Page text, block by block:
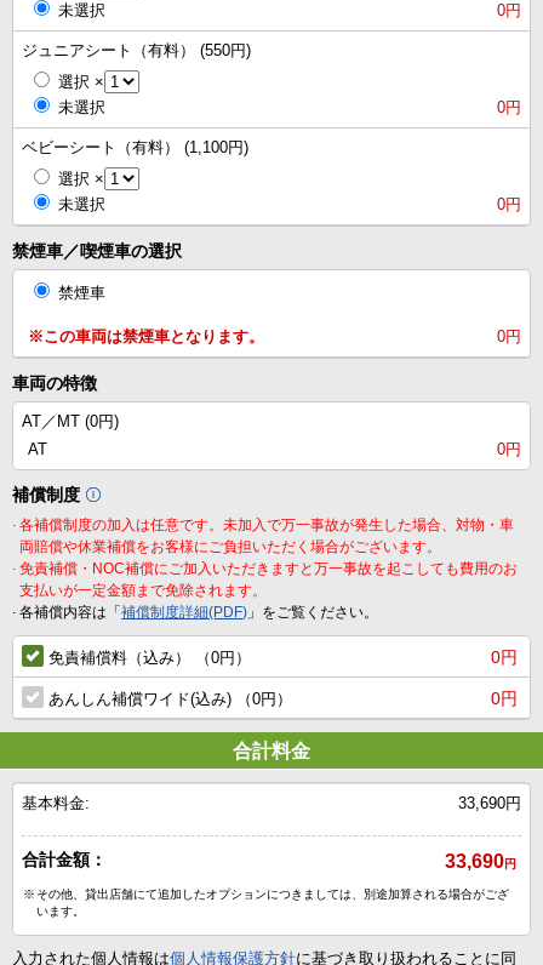
未選択
0円
ジュニアシート（有料） (550円)
選択 ×
未選択
0円
ベビーシート（有料） (1,100円)
選択 ×
未選択
0円
禁煙車／喫煙車の選択
禁煙車
※この車両は禁煙車となります。 0円
車両の特徴
AT／MT (0円)
AT
0円
補償制度
各補償制度の加入は任意です。未加入で万一事故が発生した場合、対物・車
両賠償や休業補償をお客様にご負担いただく場合がございます。
免責補償・NOC補償にご加入いただきますと万一事故を起こしても費用のお
支払いが一定金額まで免除されます。
各補償内容は「補償制度詳細(PDF) 」をご覧ください。
免責補償料（込み） （0円） 0円
あんしん補償ワイド(込み) （0円） 0円
合計料金
基本料金: 33,690円
合計金額： 33,690円
※ その他、貸出店舗にて追加したオプションにつきましては、別途加算される場合がござ
います。
入力された個人情報は個人情報保護方針に基づき取り扱われることに同